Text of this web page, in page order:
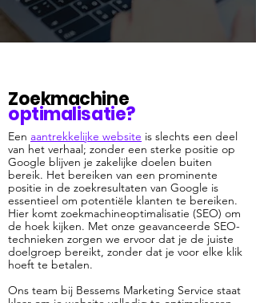
Zoekmachine
optimalisatie?
Een aantrekkelijke website is slechts een deel
van het verhaal; zonder een sterke positie op
Google blijven je zakelijke doelen buiten
bereik. Het bereiken van een prominente
positie in de zoekresultaten van Google is
essentieel om potentiële klanten te bereiken.
Hier komt zoekmachineoptimalisatie (SEO) om
de hoek kijken. Met onze geavanceerde SEO-
technieken zorgen we ervoor dat je de juiste
doelgroep bereikt, zonder dat je voor elke klik
hoeft te betalen.
Ons team bij Bessems Marketing Service staat